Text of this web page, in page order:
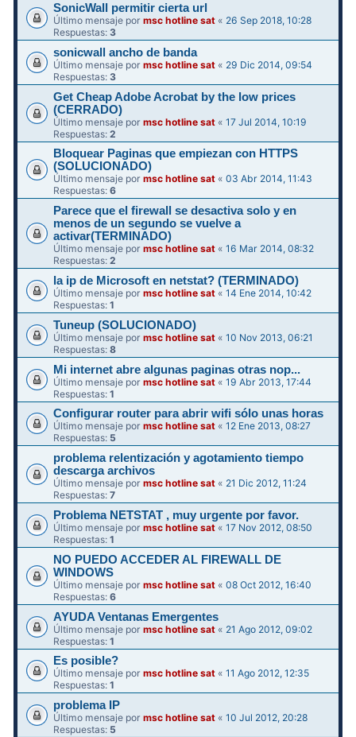
SonicWall permitir cierta url
Último mensaje pormsc hotline sat « 26 Sep 2018, 10:28
Respuestas: 3
sonicwall ancho de banda
Último mensaje pormsc hotline sat « 29 Dic 2014, 09:54
Respuestas:3
Get Cheap Adobe Acrobat by the low prices
(CERRADO)
Último mensaje pormsc hotline sat «17 Jul 2014, 10:19
Respuestas:2
Bloquear Paginas que empiezan con HTTPS
(SOLUCIONADO)
Último mensaje pormsc hotline sat «03 Abr 2014, 11:43
Respuestas:6
Parece que el firewall se desactiva solo y en
menos de un segundo se vuelve a
activar(TERMINADO)
Último mensaje pormsc hotline sat «16 Mar 2014, 08:32
Respuestas:2
la ip de Microsoft en netstat? (TERMINADO)
Último mensaje pormsc hotline sat «14 Ene 2014, 10:42
Respuestas:1
Tuneup (SOLUCIONADO)
Último mensaje pormsc hotline sat «10 Nov 2013, 06:21
Respuestas:8
Mi internet abre algunas paginas otras nop...
Último mensaje pormsc hotline sat «19 Abr 2013, 17:44
Respuestas:1
Configurar router para abrir wifi sólo unas horas
Último mensaje pormsc hotline sat «12 Ene 2013, 08:27
Respuestas: 5
problema relentización y agotamiento tiempo
descarga archivos
Último mensaje pormsc hotline sat « 21 Dic 2012, 11:24
Respuestas:7
Problema NETSTAT , muy urgente por favor.
Último mensaje pormsc hotline sat «17 Nov 2012, 08:50
Respuestas:1
NO PUEDO ACCEDER AL FIREWALL DE
WINDOWS
Último mensaje pormsc hotline sat «08 Oct 2012, 16:40
Respuestas:6
AYUDA Ventanas Emergentes
Último mensaje pormsc hotline sat « 21 Ago 2012, 09:02
Respuestas:1
Es posible?
Último mensaje pormsc hotline sat «11 Ago 2012, 12:35
Respuestas:1
problema IP
Último mensaje pormsc hotline sat «10 Jul 2012, 20:28
Respuestas: 5